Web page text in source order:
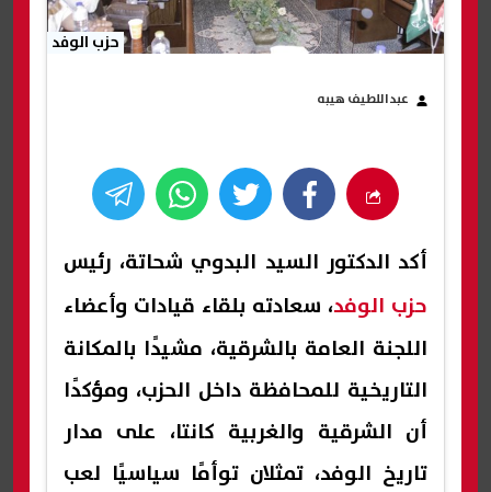
حزب الوفد
عبداللطيف هيبه
أكد الدكتور السيد البدوي شحاتة، رئيس
حزب الوفد، سعادته بلقاء قيادات وأعضاء
اللجنة العامة بالشرقية، مشيدًا بالمكانة
التاريخية للمحافظة داخل الحزب، ومؤكدًا
أن الشرقية والغربية كانتا، على مدار
تاريخ الوفد، تمثلان توأمًا سياسيًا لعب